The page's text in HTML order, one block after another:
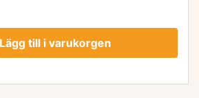
Lägg till i varukorgen